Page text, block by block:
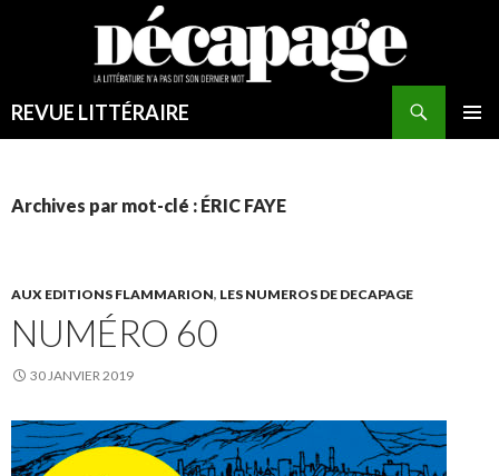
REVUE LITTÉRAIRE
Archives par mot-clé : ÉRIC FAYE
AUX EDITIONS FLAMMARION, LES NUMEROS DE DECAPAGE
NUMÉRO 60
30 JANVIER 2019